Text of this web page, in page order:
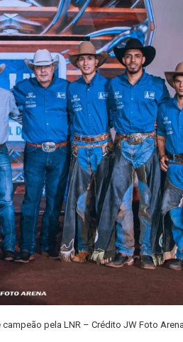
pela LNR – Crédito JW Foto Arena